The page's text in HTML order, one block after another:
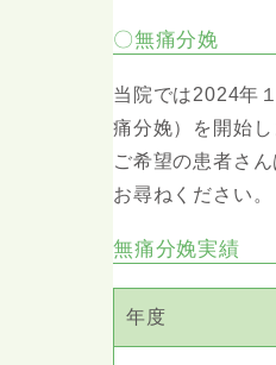
〇無痛分娩
当院では2024年
痛分娩）を開始し
ご希望の患者さ
お尋ねください。
無痛分娩実績
年度